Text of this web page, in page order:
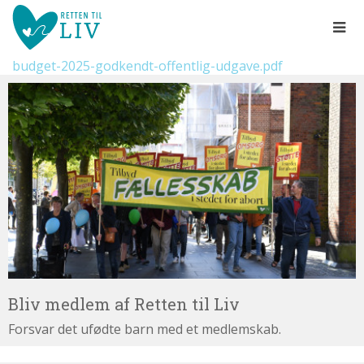
Spring
menu
over
og
gå
til
indholdVend
tilbage
til
forsiden
1.0:
Info
1.1:
Abort
1.2:
Fosterdiagnostik
1.3:
Livets
begyndelse
1.4:
Etik
tro
budget-2025-godkendt-offentlig-udgave.pdf
Bliv
medlem
af
Retten
til
Liv
Bliv medlem af Retten til Liv
Forsvar det ufødte barn med et medlemskab.